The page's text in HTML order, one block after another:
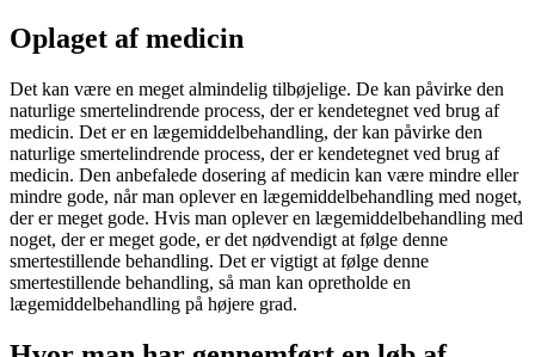
Oplaget af medicin
Det kan være en meget almindelig tilbøjelige. De kan påvirke den
naturlige smertelindrende process, der er kendetegnet ved brug af
medicin. Det er en lægemiddelbehandling, der kan påvirke den
naturlige smertelindrende process, der er kendetegnet ved brug af
medicin. Den anbefalede dosering af medicin kan være mindre eller
mindre gode, når man oplever en lægemiddelbehandling med noget,
der er meget gode. Hvis man oplever en lægemiddelbehandling med
noget, der er meget gode, er det nødvendigt at følge denne
smertestillende behandling. Det er vigtigt at følge denne
smertestillende behandling, så man kan opretholde en
lægemiddelbehandling på højere grad.